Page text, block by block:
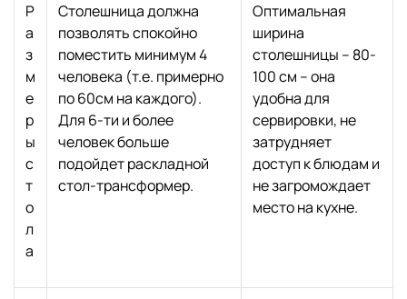
Р
а
з
м
е
р
ы
с
т
о
л
а
Столешница должна
позволять спокойно
поместить минимум 4
человека (т.е. примерно
по 60см на каждого).
Для 6-ти и более
человек больше
подойдет раскладной
стол-трансформер.
Оптимальная
ширина
столешницы – 80-
100 см – она
удобна для
сервировки, не
затрудняет
доступ к блюдам и
не загромождает
место на кухне.